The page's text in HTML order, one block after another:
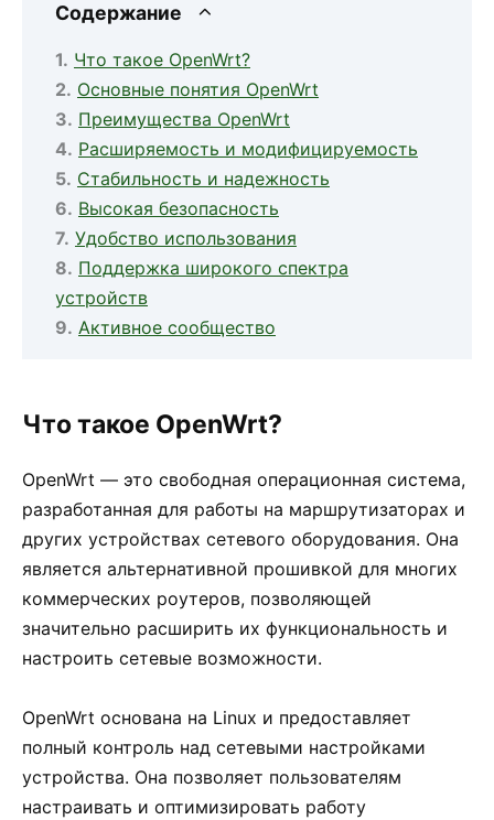
Содержание
Что такое OpenWrt?
Основные понятия OpenWrt
Преимущества OpenWrt
Расширяемость и модифицируемость
Стабильность и надежность
Высокая безопасность
Удобство использования
Поддержка широкого спектра
устройств
Активное сообщество
Что такое OpenWrt?
OpenWrt — это свободная операционная система,
разработанная для работы на маршрутизаторах и
других устройствах сетевого оборудования. Она
является альтернативной прошивкой для многих
коммерческих роутеров, позволяющей
значительно расширить их функциональность и
настроить сетевые возможности.
OpenWrt основана на Linux и предоставляет
полный контроль над сетевыми настройками
устройства. Она позволяет пользователям
настраивать и оптимизировать работу